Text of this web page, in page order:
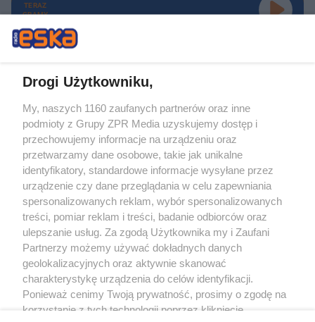
TERAZ
GRAMY
Żaden utwór zamieszczony w serwisie nie może być powielany i
rozpowszechniany lub dalej rozpowszechniany w jakikolwiek sposób (w
tym także elektroniczny lub mechaniczny) na jakimkolwiek polu
eksploatacji w jakiejkolwiek formie, włącznie z umieszczaniem w Internecie
bez pisemnej zgody właściciela praw. Jakiekolwiek użycie lub
wykorzystanie utworów w całości lub w części z naruszeniem prawa, tzn.
bez właściwej zgody, jest zabronione pod groźbą kary i może być ścigane
prawnie.
O nas
Drogi Użytkowniku,
My, naszych 1160 zaufanych partnerów oraz inne
podmioty z Grupy ZPR Media uzyskujemy dostęp i
przechowujemy informacje na urządzeniu oraz
przetwarzamy dane osobowe, takie jak unikalne
identyfikatory, standardowe informacje wysyłane przez
urządzenie czy dane przeglądania w celu zapewniania
spersonalizowanych reklam, wybór spersonalizowanych
treści, pomiar reklam i treści, badanie odbiorców oraz
ulepszanie usług. Za zgodą Użytkownika my i Zaufani
Partnerzy możemy używać dokładnych danych
geolokalizacyjnych oraz aktywnie skanować
charakterystykę urządzenia do celów identyfikacji.
Ponieważ cenimy Twoją prywatność, prosimy o zgodę na
korzystanie z tych technologii poprzez kliknięcie